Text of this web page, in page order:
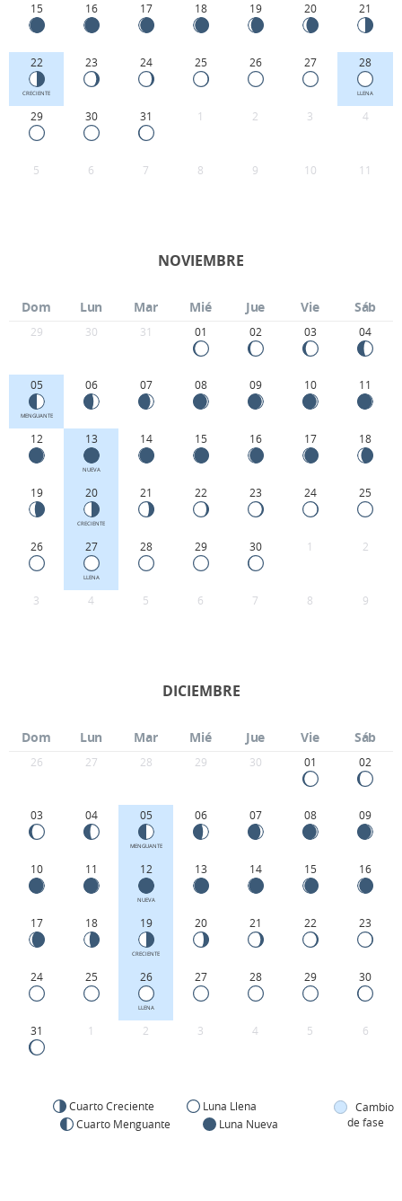
15 16 17 18 19 20 21
22
CRECIENTE
23 24 25 26 27 28
LLENA
29 30 31 1 2 3 4
5 6 7 8 9 10 11
NOVIEMBRE
Dom Lun Mar Mié Jue Vie Sáb
29 30 31 01 02 03 04
05
MENGUANTE
06 07 08 09 10 11
12 13
NUEVA
14 15 16 17 18
19 20
CRECIENTE
21 22 23 24 25
26 27
LLENA
28 29 30 1 2
3 4 5 6 7 8 9
DICIEMBRE
Dom Lun Mar Mié Jue Vie Sáb
26 27 28 29 30 01 02
03 04 05
MENGUANTE
06 07 08 09
10 11 12
NUEVA
13 14 15 16
17 18 19
CRECIENTE
20 21 22 23
24 25 26
LLENA
27 28 29 30
31 1 2 3 4 5 6
Cuarto Creciente
Luna Llena
Cuarto Menguante
Luna Nueva
Cambio
de fase